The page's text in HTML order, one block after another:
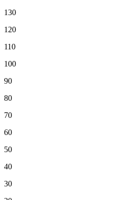
130
120
110
100
90
80
70
60
50
40
30